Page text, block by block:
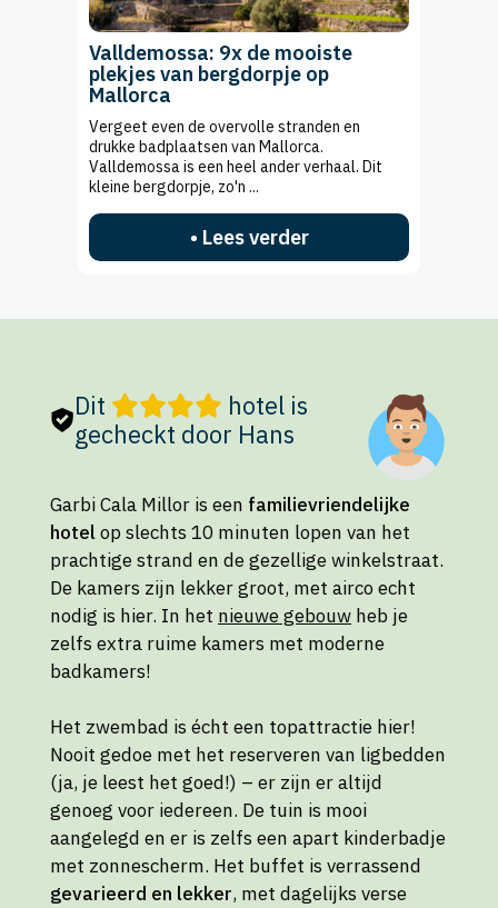
Valldemossa: 9x de mooiste
plekjes van bergdorpje op
Mallorca
Vergeet even de overvolle stranden en
drukke badplaatsen van Mallorca.
Valldemossa is een heel ander verhaal. Dit
kleine bergdorpje, zo'n ...
• Lees verder
Dit
hotel is
gecheckt door Hans
Garbi Cala Millor is een familievriendelijke
hotelop slechts 10 minuten lopen van het
prachtige strand en de gezellige winkelstraat.
De kamers zijn lekker groot, met airco echt
nodig is hier. In het nieuwe gebouw heb je
zelfs extra ruime kamers met moderne
badkamers!
Het zwembad is écht een topattractie hier!
Nooit gedoe met het reserveren van ligbedden
(ja, je leest het goed!) – er zijn er altijd
genoeg voor iedereen. De tuin is mooi
aangelegd en er is zelfs een apart kinderbadje
met zonnescherm. Het buffet is verrassend
gevarieerd en lekker, met dagelijks verse